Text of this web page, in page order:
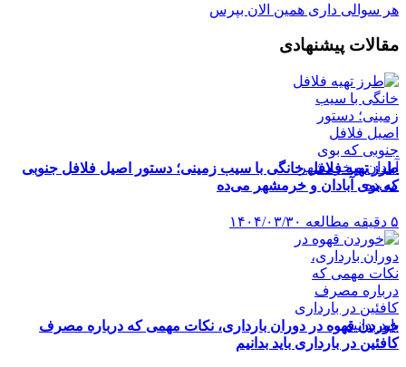
هر سوالی داری همین الان بپرس
مقالات پیشنهادی
طرز تهیه فلافل خانگی با سیب‌ زمینی؛ دستور اصیل فلافل جنوبی
که بوی آبادان و خرمشهر می‌ده
۵ دقیقه مطالعه ۱۴۰۴/۰۳/۳۰
خوردن قهوه در دوران بارداری، نکات مهمی که درباره مصرف
کافئین در بارداری باید بدانیم